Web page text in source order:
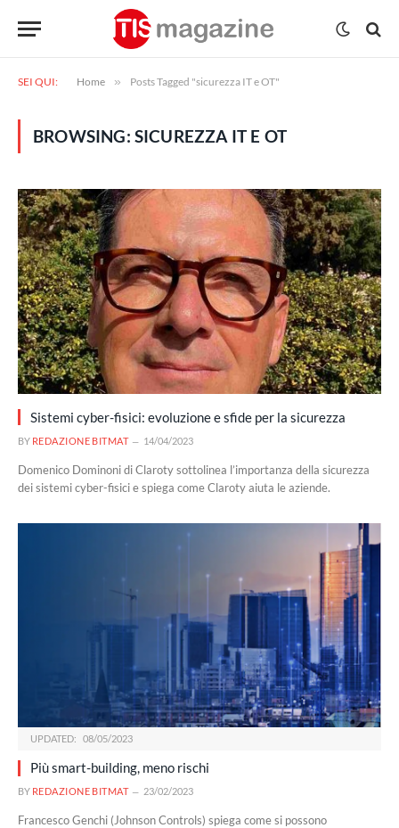
SEI QUI: Home » Posts Tagged "sicurezza IT e OT"
BROWSING: SICUREZZA IT E OT
Sistemi cyber-fisici: evoluzione e sfide per la sicurezza
BY REDAZIONE BITMAT 14/04/2023
Domenico Dominoni di Claroty sottolinea l’importanza della sicurezza
dei sistemi cyber-fisici e spiega come Claroty aiuta le aziende.
UPDATED: 08/05/2023
Più smart-building, meno rischi
BY REDAZIONE BITMAT 23/02/2023
Francesco Genchi (Johnson Controls) spiega come si possono